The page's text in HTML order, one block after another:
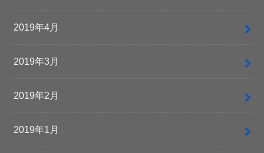
2019年4月
2019年3月
2019年2月
2019年1月